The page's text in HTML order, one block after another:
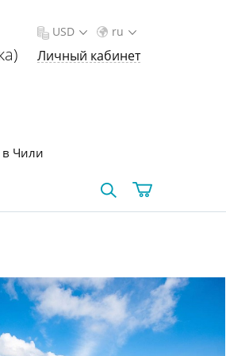
ru
USD
Личный кабинет
Чили